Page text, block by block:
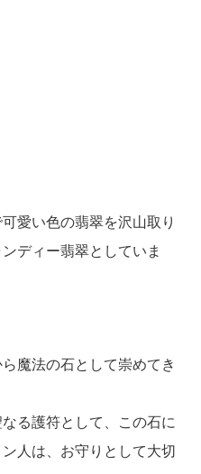
愛い色の翡翠を沢山取り
ディー翡翠としていま
魔法の石として崇めてき
る護符として、この石に
人は、お守りとして大切